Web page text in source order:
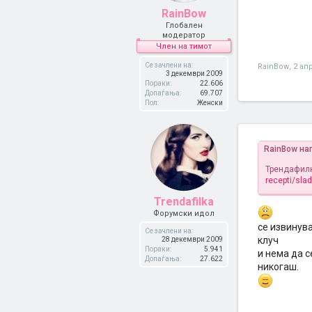
RainBow
Глобален
модератор
Член на тимот
Се зачлени на:
3 декември 2009
Пораки:
22.606
Допаѓања:
69.707
Пол:
Женски
RainBow, 2
Trendafilka
Форумски идол
Се зачлени на:
28 декември 2009
Пораки:
5.941
Допаѓања:
27.622
RainBow
recepti/
се
клуч
и нема да
никогаш.